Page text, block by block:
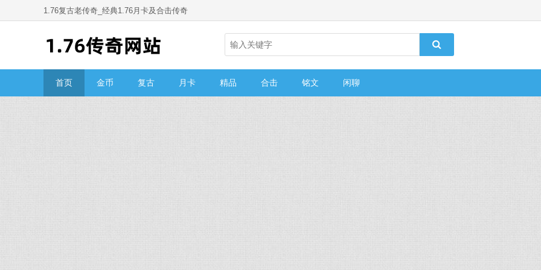
1.76复古老传奇_经典1.76月卡及合击传奇
首页 金币 复古 月卡 精品 合击 铭文 闲聊